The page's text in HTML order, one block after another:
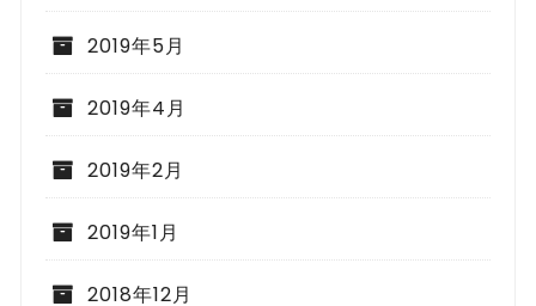
2019年5月
2019年4月
2019年2月
2019年1月
2018年12月